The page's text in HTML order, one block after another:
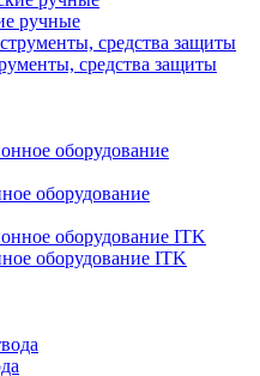
ручные
средства защиты
оборудование
оборудование ITK